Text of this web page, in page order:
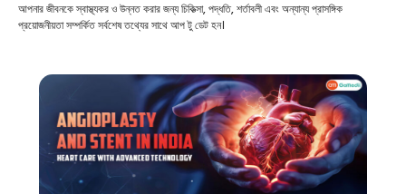
আপনার জীবনকে স্বাস্থ্যকর ও উন্নত করার জন্য চিকিত্সা, পদ্ধতি, শর্তাবলী এবং অন্যান্য প্রাসঙ্গিক
প্রয়োজনীয়তা সম্পর্কিত সর্বশেষ তথ্যের সাথে আপ টু ডেট হন।